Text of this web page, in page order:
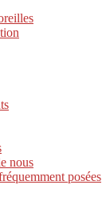
nous
posées